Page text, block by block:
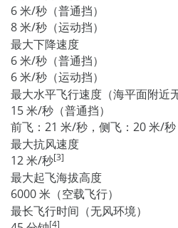
6 米/秒（普通挡）
8 米/秒（运动挡）
最大下降速度
6 米/秒（普通挡）
6 米/秒（运动挡）
最大水平飞行速度（海平面附近
15 米/秒（普通挡）
前飞：21 米/秒，侧飞：20 米/
最大抗风速度
12 米/秒[3]
最大起飞海拔高度
6000 米（空载飞行）
最长飞行时间（无风环境）
[4]